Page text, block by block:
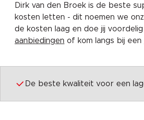
Dirk van den Broek is de beste
kosten letten - dit noemen we
de kosten laag en doe jij
aanbiedingen of kom langs bij een
De beste kwaliteit voor een